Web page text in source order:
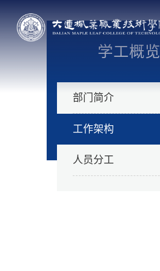
学工概览
部门简介
工作架构
人员分工